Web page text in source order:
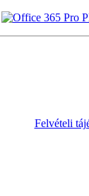
Felvételi